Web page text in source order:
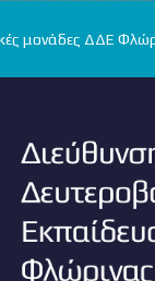
μονάδες ΔΔΕ